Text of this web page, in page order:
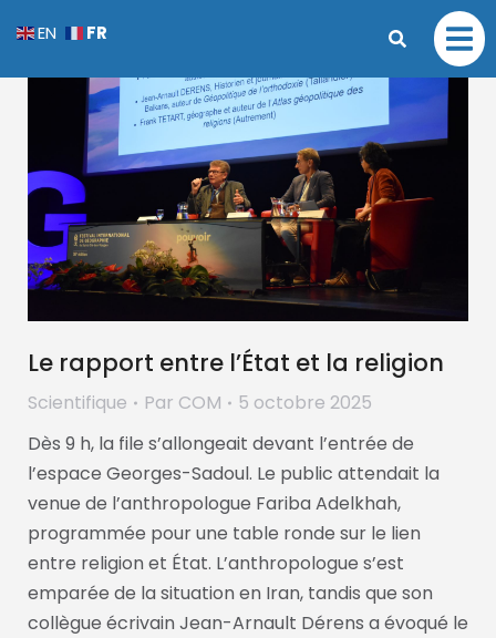
Le rapport entre l’État et la religion
Scientifique Par COM
5 octobre 2025
Dès 9 h, la file s’allongeait devant l’entrée de
l’espace Georges-Sadoul. Le public attendait la
venue de l’anthropologue Fariba Adelkhah,
programmée pour une table ronde sur le lien
entre religion et État. L’anthropologue s’est
emparée de la situation en Iran, tandis que son
collègue écrivain Jean-Arnault Dérens a évoqué le
EN FR